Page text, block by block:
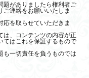
題がありましたら権利者ご
連絡をお願いいたしま
を取らせていただきま
は、コンテンツの内容が正
てはこれを保証するもので
も一切責任を負うものでは